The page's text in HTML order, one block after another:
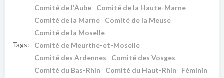
Tags:
Comité de l'Aube
Comité de la Haute-Marne
Comité de la Marne
Comité de la Meuse
Comité de la Moselle
Comité de Meurthe-et-Moselle
Comité des Ardennes
Comité des Vosges
Comité du Bas-Rhin
Comité du Haut-Rhin
Féminin